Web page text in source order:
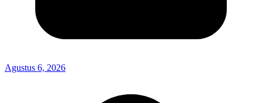
Agustus 6, 2026